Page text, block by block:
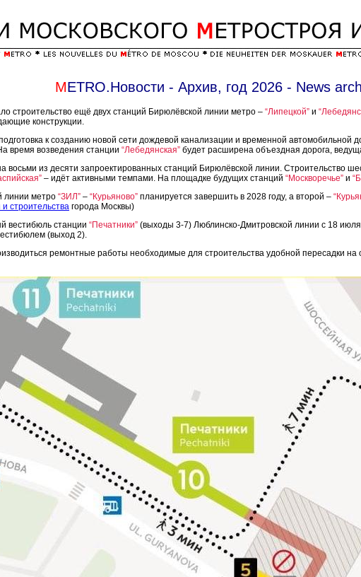
METRO.Новости - Архив, год 2026 - News
строительство ещё двух станций Бирюлёвской линии метро – “Липецкой” и
конструкции.
к созданию новой сети дождевой канализации и временной автомобильной
время возведения станции “Лебедянская” будет расширена объездная дорога,
восьми из десяти запроектированных станций Бирюлёвской линии. Строительство
– идёт активными темпами. На площадке будущих станций “Москворечье” и
линии метро “ЗИЛ” – “Курьяново” планируется завершить в 2028 году, а второй –
строительства города Москвы)
вестибюль станции “Печатники” (выходы 3-7) Люблинско-Дмитровской линии с 18
(выход 2).
ремонтные работы необходимые для строительства удобной пересадки